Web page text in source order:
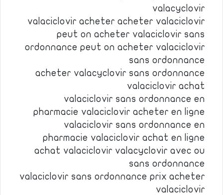
valacyclovir
valaciclovir acheter acheter valaciclovir
peut on acheter valaciclovir sans
ordonnance peut on acheter valaciclovir
sans ordonnance
acheter valacyclovir sans ordonnance
valaciclovir achat
valaciclovir sans ordonnance en
pharmacie valaciclovir acheter en ligne
valaciclovir sans ordonnance en
pharmacie valaciclovir achat en ligne
achat valaciclovir valacyclovir avec ou
sans ordonnance
valaciclovir sans ordonnance prix acheter
valaciclovir